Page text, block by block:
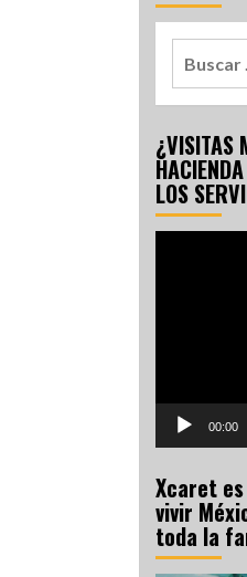
¿VISITAS
LOS
00:00
Xcaret
vivir
toda la